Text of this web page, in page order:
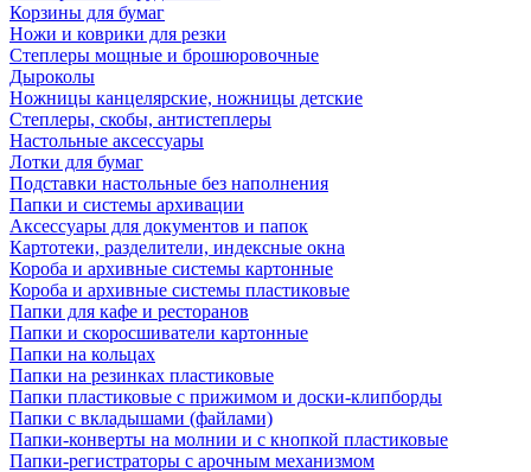
Корзины для бумаг
Ножи и коврики для резки
Степлеры мощные и брошюровочные
Дыроколы
Ножницы канцелярские, ножницы детские
Степлеры, скобы, антистеплеры
Настольные аксессуары
Лотки для бумаг
Подставки настольные без наполнения
Папки и системы архивации
Аксессуары для документов и папок
Картотеки, разделители, индексные окна
Короба и архивные системы картонные
Короба и архивные системы пластиковые
Папки для кафе и ресторанов
Папки и скоросшиватели картонные
Папки на кольцах
Папки на резинках пластиковые
Папки пластиковые с прижимом и доски-клипборды
Папки с вкладышами (файлами)
Папки-конверты на молнии и с кнопкой пластиковые
Папки-регистраторы с арочным механизмом